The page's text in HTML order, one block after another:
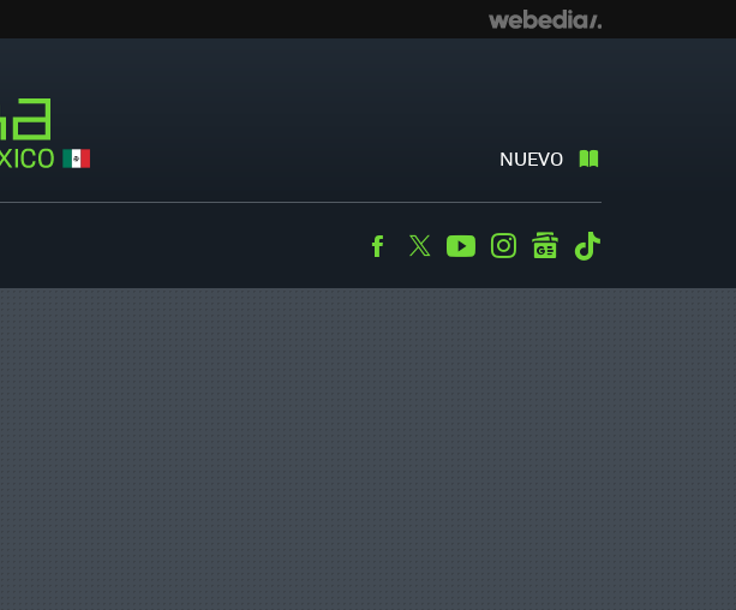
NUEVO
Facebook
TwitterYoutubeInstagramgooglenews